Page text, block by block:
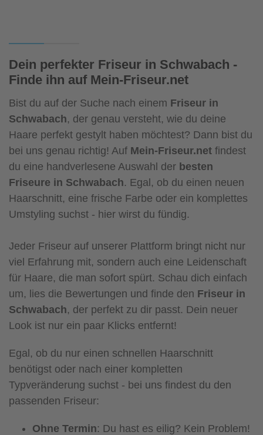
Dein perfekter Friseur in Schwabach -
Finde ihn auf Mein-Friseur.net
Bist du auf der Suche nach einem Friseur in
Schwabach, der genau versteht, wie du deine
Haare perfekt gestylt haben möchtest? Dann bist du
bei uns genau richtig! Auf Mein-Friseur.net findest
du eine handverlesene Auswahl der besten
Friseure in Schwabach. Egal, ob du einen neuen
Haarschnitt, eine frische Farbe oder ein komplettes
Umstyling suchst - hier wirst du fündig.
Jeder Friseur auf unserer Plattform bringt nicht nur
viel Erfahrung mit, sondern auch eine Leidenschaft
für Haare, die man sofort spürt. Schau dich einfach
um, lies die Bewertungen und finde den Friseur in
Schwabach, der perfekt zu dir passt. Dein neuer
Look ist nur ein paar Klicks entfernt!
Egal, ob du nur einen schnellen Haarschnitt
benötigst oder nach einer kompletten
Typveränderung suchst - bei uns findest du den
passenden Friseur:
Ohne Termin: Du hast es eilig? Kein Problem!